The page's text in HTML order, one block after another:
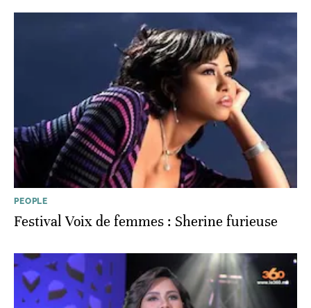
PEOPLE
Festival Voix de femmes : Sherine furieuse